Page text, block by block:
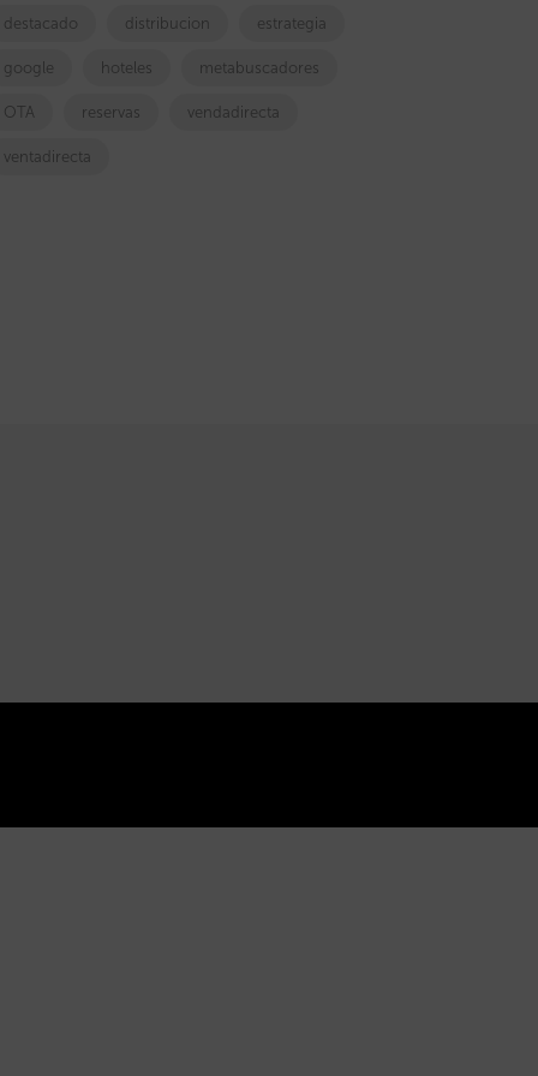
destacado distribucion estrategia
google hoteles metabuscadores
OTA reservas vendadirecta
ventadirecta